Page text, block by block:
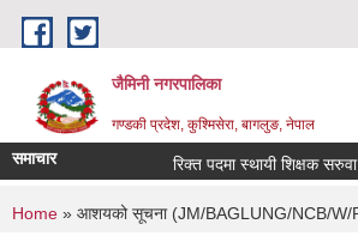
Skip to main content
जैमिनी नगरपालिका
गण्डकी प्रदेश, कुश्मिसेरा, बागलुङ, नेपाल
समाचार रिक्त पदमा स्थायी शिक्षक सरुवा
You are here
Home » आशयको सूचना (JM/BAGLUNG/NCB/